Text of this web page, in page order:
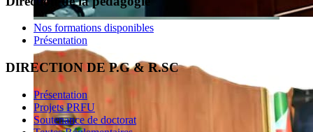
Nos formations disponibles
Présentation
DIRECTION DE P.G & R.SC
Présentation
Projets PRFU
Soutenance de doctorat